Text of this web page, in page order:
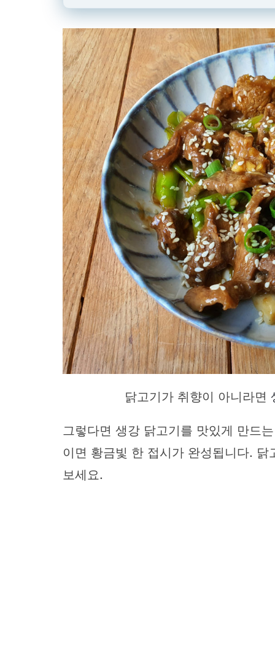
닭고기가 취향이 아니라면
그렇다면 생강 닭고기를 맛있게 만드
이면 황금빛 한 접시가 완성됩니다. 닭
보세요.